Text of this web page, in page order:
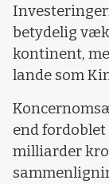
betydelig
kontinent,
lande som
end fordoblet
milliarder